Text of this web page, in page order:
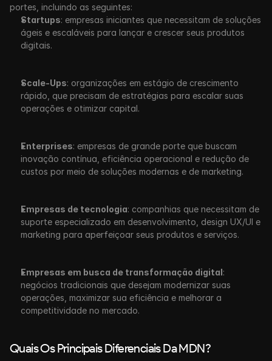
portes, incluindo as seguintes:
Startups: empresas iniciantes que necessitam de soluções
ágeis e escaláveis para lançar e crescer seus produtos
digitais.
Scale-Ups: organizações em estágio de crescimento
rápido, que precisam de estratégias para escalar suas
operações e otimizar capital.
Enterprises: empresas de grande porte que buscam
inovação contínua, eficiência operacional e redução de
custos por meio de soluções modernas e de marketing.
Empresas de tecnologia: companhias que necessitam de
suporte especializado em desenvolvimento, design UX/UI e
marketing para aperfeiçoar seus produtos e serviços.
Empresas em busca de transformação digital:
negócios tradicionais que desejam modernizar suas
operações, maximizar sua eficiência e melhorar a
competitividade no mercado.
Quais Os Principais Diferenciais Da MDN?